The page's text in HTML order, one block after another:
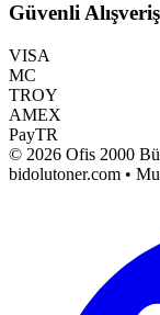
Güvenli Alışveriş
VISA
MC
TROY
AMEX
PayTR
© 2026 Ofis 2000
bidolutoner.com •